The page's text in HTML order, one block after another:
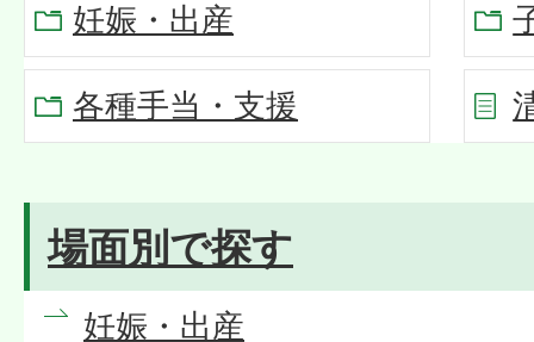
妊娠・出産
各種手当・支援
場面別で探す
妊娠・出産